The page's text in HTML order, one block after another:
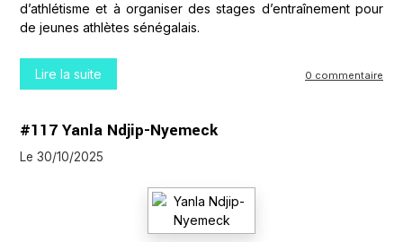
d’athlétisme et à organiser des stages d’entraînement pour
de jeunes athlètes sénégalais.
Lire la suite 0 commentaire
#117 Yanla Ndjip-Nyemeck
Le 30/10/2025